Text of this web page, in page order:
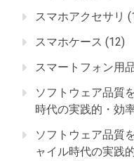
スマホアクセサリ
スマホケース (12)
スマートフォン用
ソフトウェア品質
時代の実践的・効
ソフトウェア品質
ャイル時代の実践